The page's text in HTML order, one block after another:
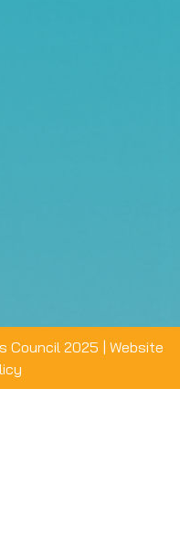
Council 2025 | Website